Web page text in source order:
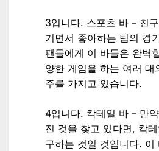
3입니다. 스포츠 바 – 친
기면서 좋아하는 팀의 경
팬들에게 이 바들은 완벽
양한 게임을 하는 여러 대
주를 가지고 있습니다.
4입니다. 칵테일 바 – 만
진 것을 찾고 있다면, 칵
구하는 것일 것입니다.